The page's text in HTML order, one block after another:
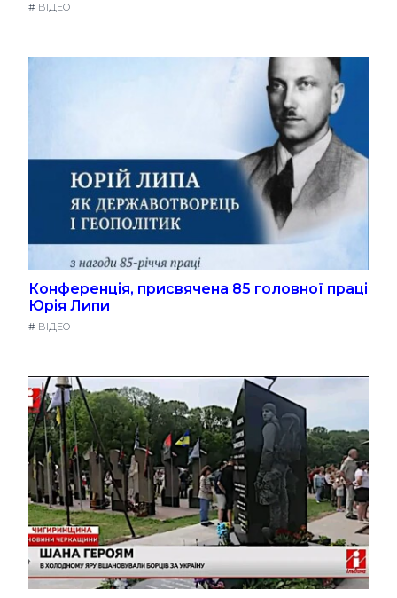
# ВІДЕО
Конференція, присвячена 85 головної праці
Юрія Липи
# ВІДЕО